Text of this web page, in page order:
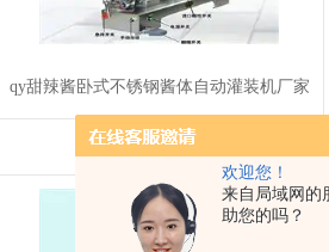
欢迎您！
来自局域网的
助您的吗？
qy甜辣酱卧式不锈钢酱体自动灌装机厂家